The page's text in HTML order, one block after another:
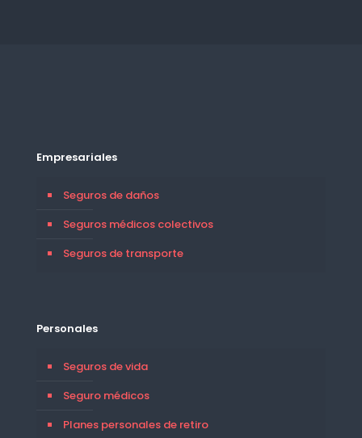
Empresariales
Seguros de daños
Seguros médicos colectivos
Seguros de transporte
Personales
Seguros de vida
Seguro médicos
Planes personales de retiro